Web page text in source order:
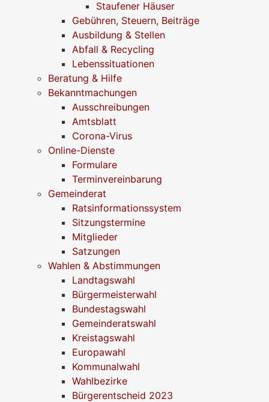
Staufener Häuser
Gebühren, Steuern, Beiträge
Ausbildung & Stellen
Abfall & Recycling
Lebenssituationen
Beratung & Hilfe
Bekanntmachungen
Ausschreibungen
Amtsblatt
Corona-Virus
Online-Dienste
Formulare
Terminvereinbarung
Gemeinderat
Ratsinformationssystem
Sitzungstermine
Mitglieder
Satzungen
Wahlen & Abstimmungen
Landtagswahl
Bürgermeisterwahl
Bundestagswahl
Gemeinderatswahl
Kreistagswahl
Europawahl
Kommunalwahl
Wahlbezirke
Bürgerentscheid 2023